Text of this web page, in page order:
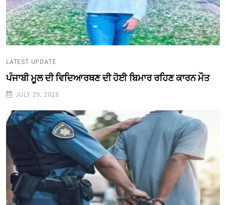
LATEST UPDATE
ਪੰਜਾਬੀ ਮੂਲ ਦੀ ਵਿਦਿਆਰਥਣ ਦੀ ਹੋਈ ਬਿਮਾਰ ਰਹਿਣ ਕਾਰਨ ਮੌਤ
JULY 29, 2026